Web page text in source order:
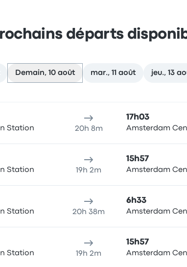
départs
Demain, 10 août mar., 11 août jeu., 13
Station 20h 8m
17h03
Amsterdam
Station 19h 2m
15h57
Amsterdam
Station 20h 38m
6h33
Amsterdam
Station 19h 2m
15h57
Amsterdam